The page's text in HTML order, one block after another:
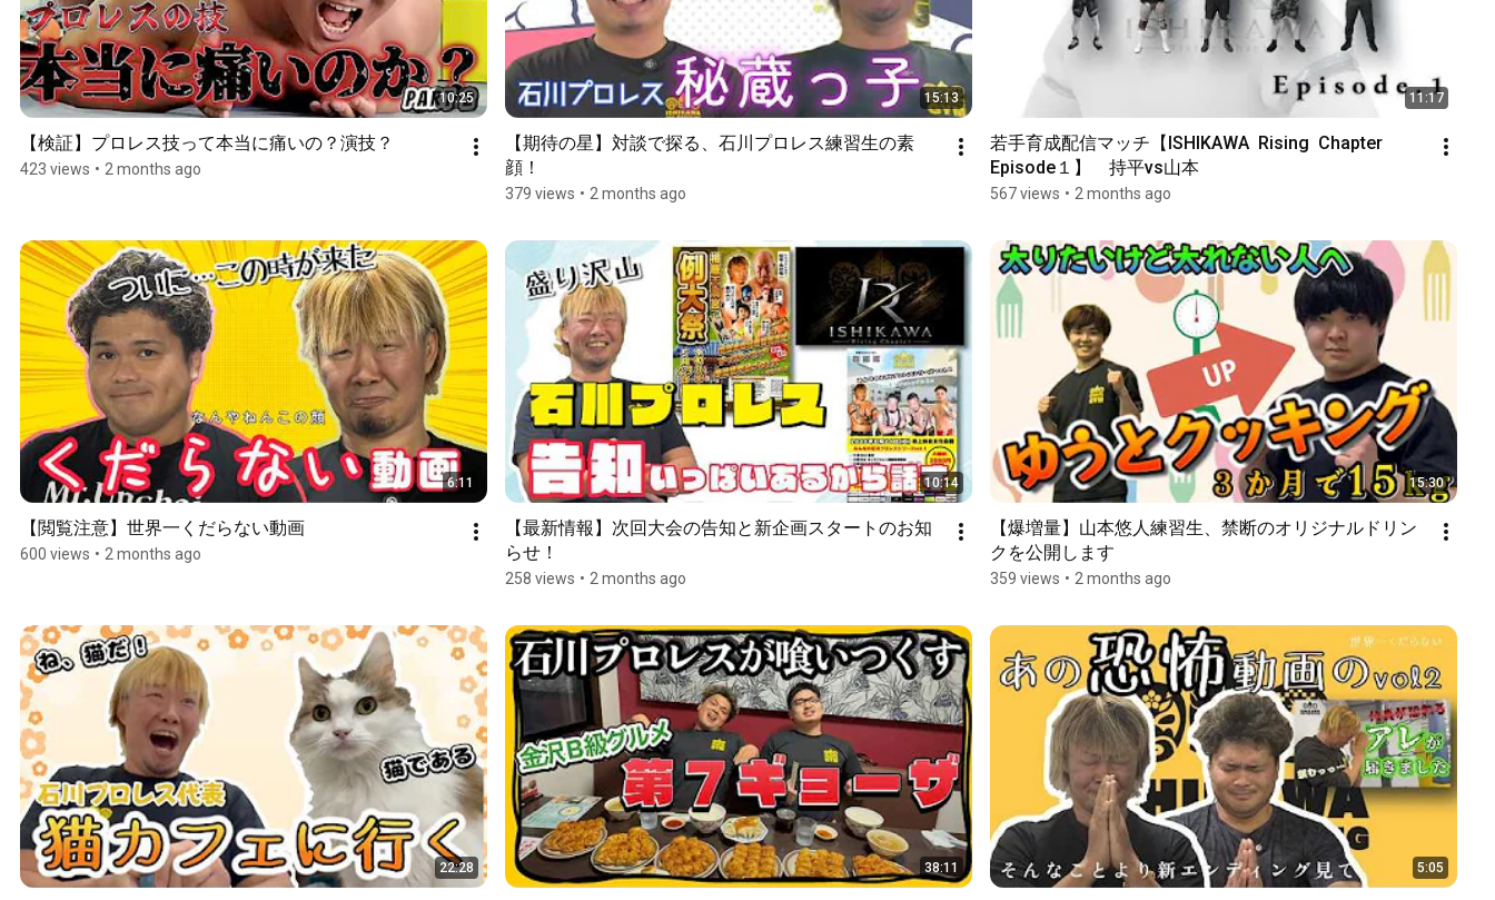
10:25
【検証】プロレス技って本当に痛いの？演技？
423 views • 2 months ago
15:13
【期待の星】対談で探る、石川プロレス練習生の素
顔！
379 views • 2 months ago
11:17
若手育成配信マッチ【ISHIKAWA  Rising  Chapter
Episode１】　持平vs山本
567 views • 2 months ago
6:11
【閲覧注意】世界一くだらない動画
600 views • 2 months ago
10:14
【最新情報】次回大会の告知と新企画スタートのお知
らせ！
258 views • 2 months ago
15:30
【爆増量】山本悠人練習生、禁断のオリジナルドリン
クを公開します
359 views • 2 months ago
22:28 38:11 5:05